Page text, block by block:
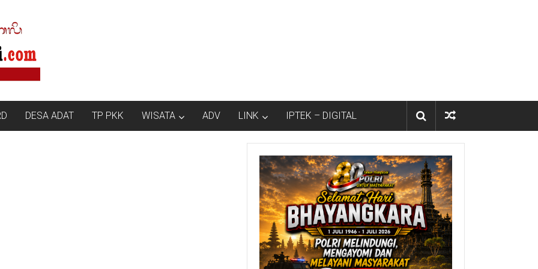
DESA ADAT TP PKK WISATA ADV LINK IPTEK – DIGITAL